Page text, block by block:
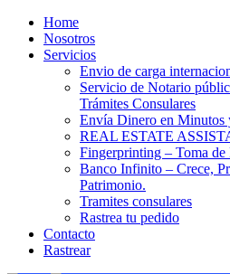
Home
Nosotros
Servicios
Envio de carga
Servicio de Notario
Trámites Consulares
Envía Dinero en Minutos
REAL ESTATE
Fingerprinting – Toma de
Banco Infinito – Crece,
Patrimonio.
Tramites consulares
Rastrea tu pedido
Contacto
Rastrear